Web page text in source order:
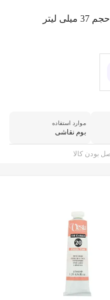
موارد استفاده
بوم نقاشی
بودن کالا